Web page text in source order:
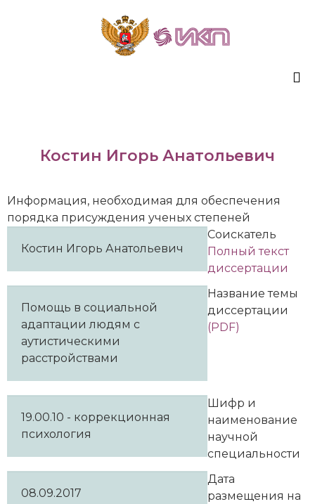
Костин Игорь Анатольевич
Информация, необходимая для обеспечения
порядка присуждения ученых степеней
Костин Игорь Анатольевич
Соискатель
Помощь в социальной
адаптации людям с
аутистическими
расстройствами
Название темы
диссертации
19.00.10 - коррекционная
психология
Шифр и
наименование
научной
специальности
08.09.2017
Дата
размещения на
Полный текст
диссертации
(PDF)